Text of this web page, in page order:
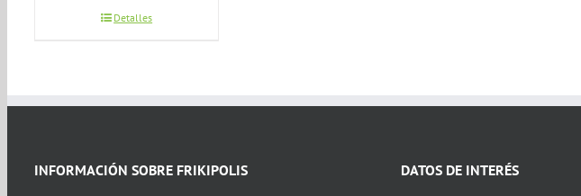
Detalles
INFORMACIÓN SOBRE FRIKIPOLIS
DATOS DE INTERÉS